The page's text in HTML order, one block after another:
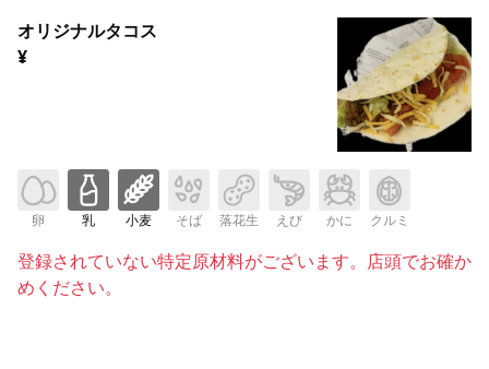
オリジナルタコス
¥
卵 乳 小麦 そば 落花生 えび かに クルミ
登録されていない特定原材料がございます。店頭でお確か
めください。